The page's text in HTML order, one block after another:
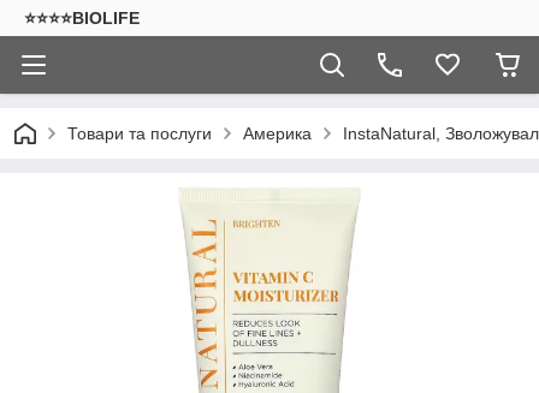
⭐⭐⭐⭐BIOLIFE
Товари та послуги Америка InstaNatural,